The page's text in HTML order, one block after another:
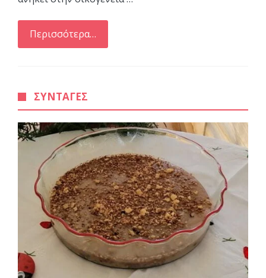
Περισσότερα…
ΣΥΝΤΑΓΕΣ